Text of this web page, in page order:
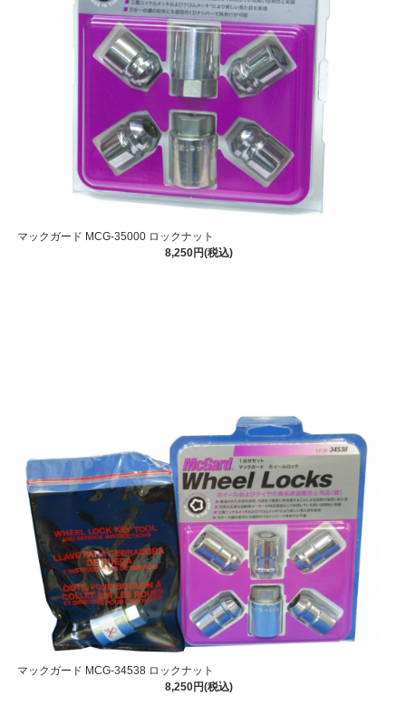
マックガード MCG-35000 ロックナット
8,250円(税込)
マックガード MCG-34538 ロックナット
8,250円(税込)